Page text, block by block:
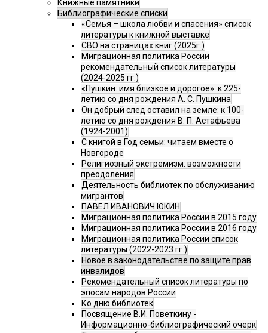
Книжные памятники
Библиографические списки
«Семья – школа любви и спасения» список
литературы к книжной выставке
СВО на страницах книг (2025г.)
Миграционная политика России
рекомендательный список литературы
(2024-2025 гг.)
«Пушкин: имя близкое и дорогое»: к 225-
летию со дня рождения А. С. Пушкина
Он добрый след оставил на земле: к 100-
летию со дня рождения В. П. Астафьева
(1924-2001)
С книгой в Год семьи: читаем вместе о
Новгороде
Религиозный экстремизм: возможности
преодоления
Деятельность библиотек по обслуживанию
мигрантов
ПАВЕЛ ИВАНОВИЧ ЮКИН
Миграционная политика России в 2015 году
Миграционная политика России в 2016 году
Миграционная политика России список
литературы (2022-2023 гг.)
Новое в законодательстве по защите прав
инвалидов
Рекомендательный список литературы по
эпосам народов России
Ко дню библиотек
Посвящение В.И. Поветкину -
Информационно-библиографический очерк